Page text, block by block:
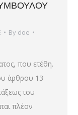
By doe
που ετέθη.
άρθρου 13
του
πλέον